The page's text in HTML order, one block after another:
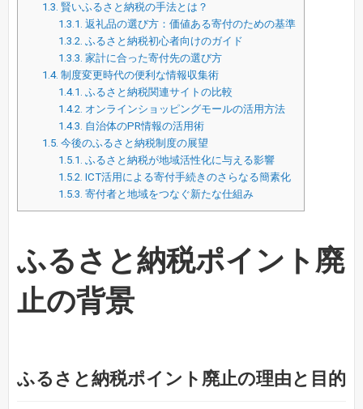
1.3. 賢いふるさと納税の手法とは？
1.3.1. 返礼品の選び方：価値ある寄付のための基準
1.3.2. ふるさと納税初心者向けのガイド
1.3.3. 家計に合った寄付先の選び方
1.4. 制度変更時代の便利な情報収集術
1.4.1. ふるさと納税関連サイトの比較
1.4.2. オンラインショッピングモールの活用方法
1.4.3. 自治体のPR情報の活用術
1.5. 今後のふるさと納税制度の展望
1.5.1. ふるさと納税が地域活性化に与える影響
1.5.2. ICT活用による寄付手続きのさらなる簡素化
1.5.3. 寄付者と地域をつなぐ新たな仕組み
ふるさと納税ポイント廃
止の背景
ふるさと納税ポイント廃止の理由と目的